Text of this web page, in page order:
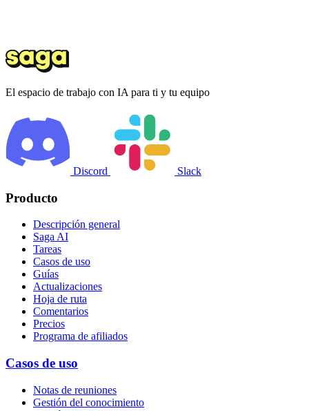
El espacio de trabajo con IA para ti y tu equipo
Discord Slack
Producto
Descripción general
Saga AI
Tareas
Casos de uso
Guías
Actualizaciones
Hoja de ruta
Comentarios
Precios
Programa de afiliados
Casos de uso
Notas de reuniones
Gestión del conocimiento